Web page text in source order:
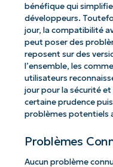
bénéfique qui
développeurs.
jour, la compatibilité
peut poser des
reposent sur des
l’ensemble, les
utilisateurs
jour pour la sécurité
certaine prudence
problèmes potentiels
Problèmes
Aucun problème